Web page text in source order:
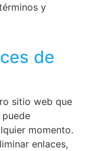
y
de
sitio web que
momento.
enlaces,